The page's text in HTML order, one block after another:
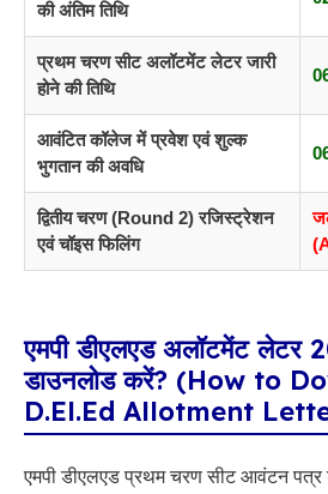
की अंतिम तिथि
प्रथम चरण सीट अलॉटमेंट लेटर जारी
होने की तिथि
आवंटित कॉलेज में प्रवेश एवं शुल्क
भुगतान की अवधि
द्वितीय चरण (Round 2) रजिस्ट्रेशन
एवं चॉइस फिलिंग
एमपी डीएलएड अलॉटमेंट लेटर
डाउनलोड करें? (How to
D.El.Ed Allotment
एमपी डीएलएड प्रथम चरण सीट आवंटन